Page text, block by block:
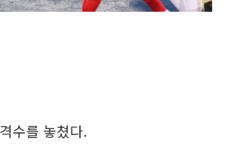
수를 놓쳤다.